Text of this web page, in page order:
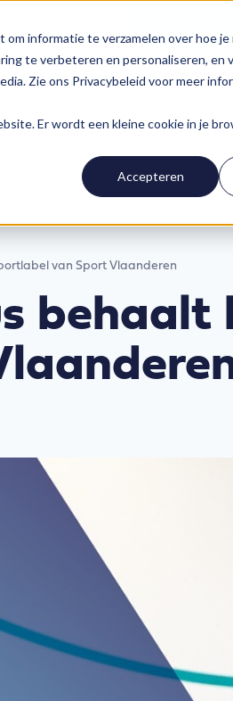
informatie te verzamelen over hoe
te verbeteren en personaliseren, en
Zie ons Privacybeleid voor meer
Er wordt een kleine cookie in je
Accepteren
van Sport Vlaanderen
behaalt